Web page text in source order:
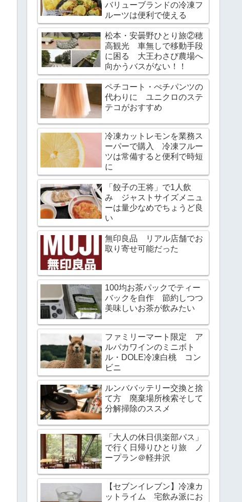
バリューブランドの冷凍フ
ルーツは便利で使える
松本・安曇野ひとり旅②穂
高観光 車無しで移動手段
に困る 大王わさび農場へ
向かうバスがない！！
ペチコート・ぺチパンツの
代わりに ユニクロのステ
テコがおすすめ
冷凍カットレモンを業務ス
ーパーで購入 冷凍フルー
ツは常備すると便利で時短
に
「餃子の王将」で1人飲
み ジャストサイズメニュ
ーは量少なめでちょうど良
い
無印良品 リアル店舗でお
取り寄せ可能だった
100均お茶パックでティー
バックを自作 節約しつつ
美味しいお茶が飲みたい
ファミリーマート限定 ア
ルパカワインのミニボト
ル・DOLE冷凍白桃 コン
ビニ
ルンババッテリー交換と捨
て方 廃棄場所検索そして
分解掃除のススメ
「大人の休日倶楽部パス」
で行く日帰りひとり旅 ノ
ープラン＠軽井沢
【セブンイレブン】冷凍カ
ットライム 宅飲み派にお